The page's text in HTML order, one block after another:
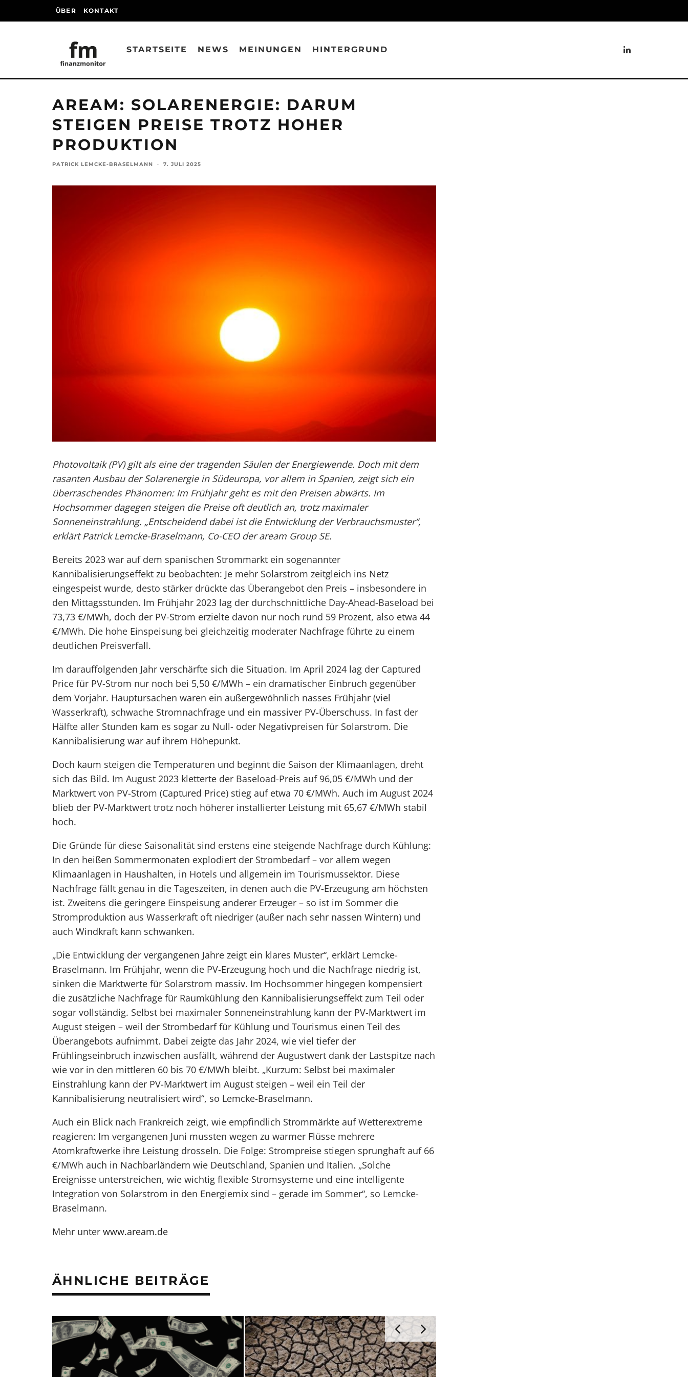
ÜBER KONTAKT
STARTSEITE NEWS MEINUNGEN HINTERGRUND
AREAM: SOLARENERGIE: DARUM
STEIGEN PREISE TROTZ HOHER
PRODUKTION
PATRICK LEMCKE-BRASELMANN · 7. JULI 2025
Photovoltaik (PV) gilt als eine der tragenden Säulen der Energiewende. Doch mit dem
rasanten Ausbau der Solarenergie in Südeuropa, vor allem in Spanien, zeigt sich ein
überraschendes Phänomen: Im Frühjahr geht es mit den Preisen abwärts. Im
Hochsommer dagegen steigen die Preise oft deutlich an, trotz maximaler
Sonneneinstrahlung. „Entscheidend dabei ist die Entwicklung der Verbrauchsmuster“,
erklärt Patrick Lemcke-Braselmann, Co-CEO der aream Group SE.
Bereits 2023 war auf dem spanischen Strommarkt ein sogenannter
Kannibalisierungseffekt zu beobachten: Je mehr Solarstrom zeitgleich ins Netz
eingespeist wurde, desto stärker drückte das Überangebot den Preis – insbesondere in
den Mittagsstunden. Im Frühjahr 2023 lag der durchschnittliche Day-Ahead-Baseload bei
73,73 €/MWh, doch der PV-Strom erzielte davon nur noch rund 59 Prozent, also etwa 44
€/MWh. Die hohe Einspeisung bei gleichzeitig moderater Nachfrage führte zu einem
deutlichen Preisverfall.
Im darauffolgenden Jahr verschärfte sich die Situation. Im April 2024 lag der Captured
Price für PV-Strom nur noch bei 5,50 €/MWh – ein dramatischer Einbruch gegenüber
dem Vorjahr. Hauptursachen waren ein außergewöhnlich nasses Frühjahr (viel
Wasserkraft), schwache Stromnachfrage und ein massiver PV-Überschuss. In fast der
Hälfte aller Stunden kam es sogar zu Null- oder Negativpreisen für Solarstrom. Die
Kannibalisierung war auf ihrem Höhepunkt.
Doch kaum steigen die Temperaturen und beginnt die Saison der Klimaanlagen, dreht
sich das Bild. Im August 2023 kletterte der Baseload-Preis auf 96,05 €/MWh und der
Marktwert von PV-Strom (Captured Price) stieg auf etwa 70 €/MWh. Auch im August 2024
blieb der PV-Marktwert trotz noch höherer installierter Leistung mit 65,67 €/MWh stabil
hoch.
Die Gründe für diese Saisonalität sind erstens eine steigende Nachfrage durch Kühlung:
In den heißen Sommermonaten explodiert der Strombedarf – vor allem wegen
Klimaanlagen in Haushalten, in Hotels und allgemein im Tourismussektor. Diese
Nachfrage fällt genau in die Tageszeiten, in denen auch die PV-Erzeugung am höchsten
ist. Zweitens die geringere Einspeisung anderer Erzeuger – so ist im Sommer die
Stromproduktion aus Wasserkraft oft niedriger (außer nach sehr nassen Wintern) und
auch Windkraft kann schwanken.
„Die Entwicklung der vergangenen Jahre zeigt ein klares Muster“, erklärt Lemcke-
Braselmann. Im Frühjahr, wenn die PV-Erzeugung hoch und die Nachfrage niedrig ist,
sinken die Marktwerte für Solarstrom massiv. Im Hochsommer hingegen kompensiert
die zusätzliche Nachfrage für Raumkühlung den Kannibalisierungseffekt zum Teil oder
sogar vollständig. Selbst bei maximaler Sonneneinstrahlung kann der PV-Marktwert im
August steigen – weil der Strombedarf für Kühlung und Tourismus einen Teil des
Überangebots aufnimmt. Dabei zeigte das Jahr 2024, wie viel tiefer der
Frühlingseinbruch inzwischen ausfällt, während der Augustwert dank der Lastspitze nach
wie vor in den mittleren 60 bis 70 €/MWh bleibt. „Kurzum: Selbst bei maximaler
Einstrahlung kann der PV-Marktwert im August steigen – weil ein Teil der
Kannibalisierung neutralisiert wird“, so Lemcke-Braselmann.
Auch ein Blick nach Frankreich zeigt, wie empfindlich Strommärkte auf Wetterextreme
reagieren: Im vergangenen Juni mussten wegen zu warmer Flüsse mehrere
Atomkraftwerke ihre Leistung drosseln. Die Folge: Strompreise stiegen sprunghaft auf 66
€/MWh auch in Nachbarländern wie Deutschland, Spanien und Italien. „Solche
Ereignisse unterstreichen, wie wichtig flexible Stromsysteme und eine intelligente
Integration von Solarstrom in den Energiemix sind – gerade im Sommer“, so Lemcke-
Braselmann.
Mehr unter www.aream.de
ÄHNLICHE BEITRÄGE